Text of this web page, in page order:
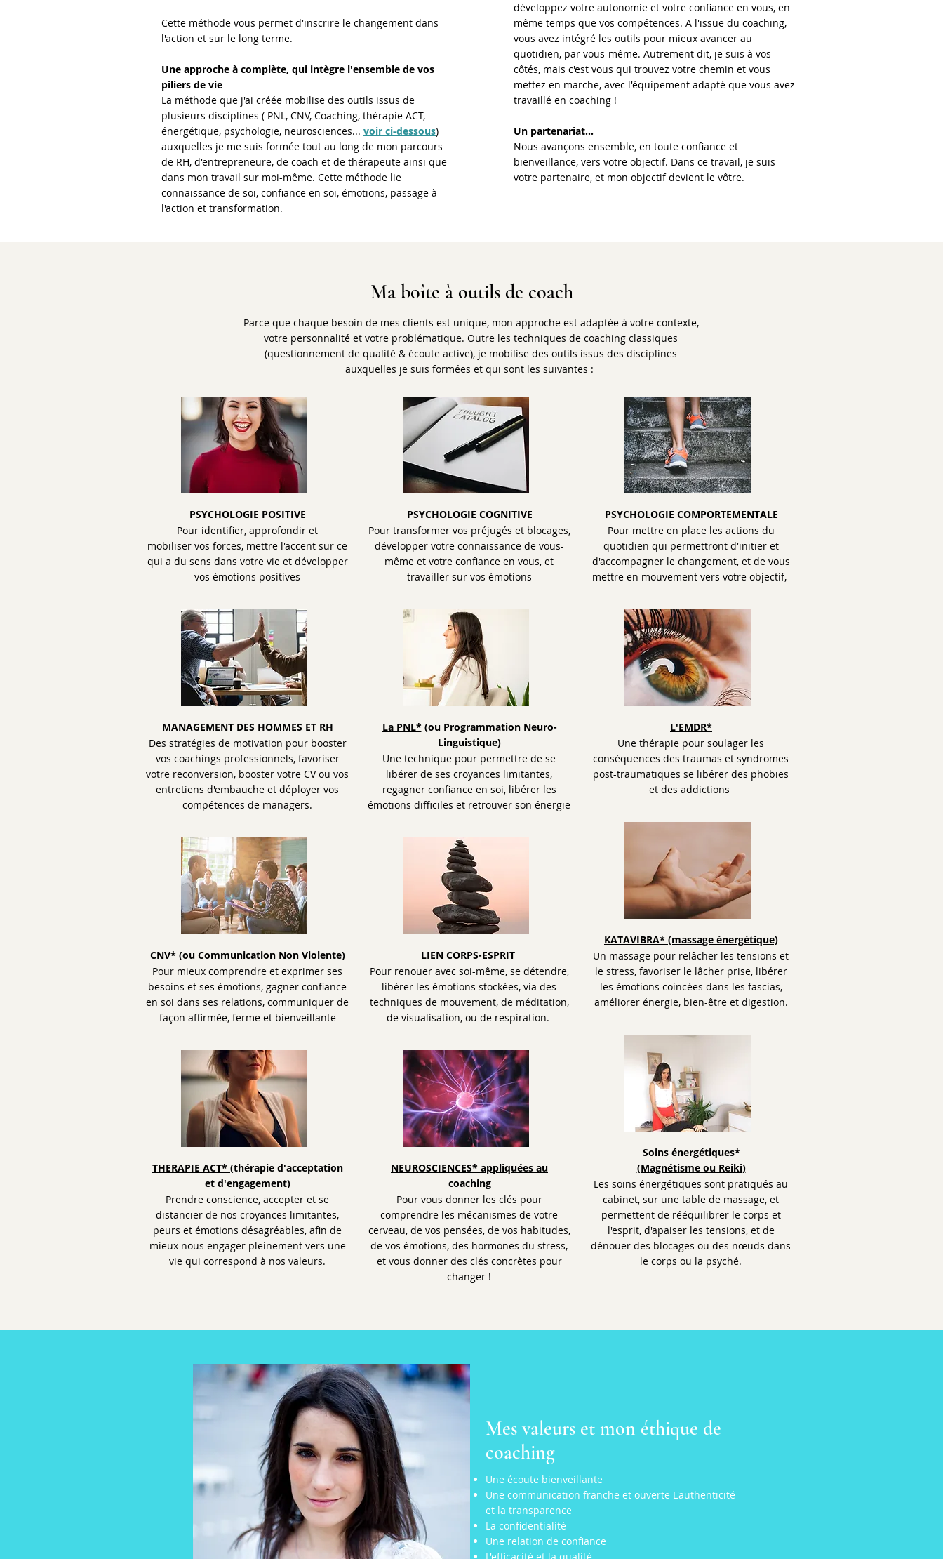
Cette méthode vous permet d'inscrire le changement dans
l'action et sur le long terme.
Une approche à complète, qui intègre l'ensemble de vos
piliers de vie
La méthode que j'ai créée mobilise des outils issus de
plusieurs disciplines ( PNL, CNV, Coaching, thérapie ACT,
énergétique, psychologie, neurosciences... voir ci-dessous)
auxquelles je me suis formée tout au long de mon parcours
de RH, d'entrepreneure, de coach et de thérapeute ainsi que
dans mon travail sur moi-même. Cette méthode lie
connaissance de soi, confiance en soi, émotions, passage à
l'action et transformation.
développez votre autonomie et votre confiance en vous, en
même temps que vos compétences. A l'issue du coaching,
vous avez intégré les outils pour mieux avancer au
quotidien, par vous-même. Autrement dit, je suis à vos
côtés, mais c'est vous qui trouvez votre chemin et vous
mettez en marche, avec l'équipement adapté que vous avez
travaillé en coaching !
Un partenariat...
Nous avançons ensemble, en toute confiance et
bienveillance, vers votre objectif. Dans ce travail, je suis
votre partenaire, et mon objectif devient le vôtre.
Ma boîte à outils de coach
Parce que chaque besoin de mes clients est unique, mon approche est adaptée à votre contexte,
votre personnalité et votre problématique. Outre les techniques de coaching classiques
(questionnement de qualité & écoute active), je mobilise des outils issus des disciplines
auxquelles je suis formées et qui sont les suivantes :
PSYCHOLOGIE POSITIVE
Pour identifier, approfondir et
mobiliser vos forces, mettre l'accent sur ce
qui a du sens dans votre vie et développer
vos émotions positives
MANAGEMENT DES HOMMES ET RH
Des stratégies de motivation pour booster
vos coachings professionnels, favoriser
votre reconversion, booster votre CV ou vos
entretiens d'embauche et déployer vos
compétences de managers.
CNV* (ou Communication Non Violente)
Pour mieux comprendre et exprimer ses
besoins et ses émotions, gagner confiance
en soi dans ses relations, communiquer de
façon affirmée, ferme et bienveillante
THERAPIE ACT* (thérapie d'acceptation
et d'engagement)
Prendre conscience, accepter et se
distancier de nos croyances limitantes,
peurs et émotions désagréables, afin de
mieux nous engager pleinement vers une
vie qui correspond à nos valeurs.
PSYCHOLOGIE COGNITIVE
Pour transformer vos préjugés et blocages,
développer votre connaissance de vous-
même et votre confiance en vous, et
travailler sur vos émotions
La PNL*(ou Programmation Neuro-
Linguistique)
Une technique pour permettre de se
libérer de ses croyances limitantes,
regagner confiance en soi, libérer les
émotions difficiles et retrouver son énergie
LIEN CORPS-ESPRIT
Pour renouer avec soi-même, se détendre,
libérer les émotions stockées, via des
techniques de mouvement, de méditation,
de visualisation, ou de respiration.
NEUROSCIENCES* appliquées au
coaching
Pour vous donner les clés pour
comprendre les mécanismes de votre
cerveau, de vos pensées, de vos habitudes,
de vos émotions, des hormones du stress,
et vous donner des clés concrètes pour
changer !
PSYCHOLOGIE COMPORTEMENTALE
Pour mettre en place les actions du
quotidien qui permettront d'initier et
d'accompagner le changement, et de vous
mettre en mouvement vers votre objectif,
L'EMDR*
Une thérapie pour soulager les
conséquences des traumas et syndromes
post-traumatiques se libérer des phobies
et des addictions
KATAVIBRA* (massage énergétique)
Un massage pour relâcher les tensions et
le stress, favoriser le lâcher prise, libérer
les émotions coincées dans les fascias,
améliorer énergie, bien-être et digestion.
Soins énergétiques*
(Magnétisme ou Reiki)
Les soins énergétiques sont pratiqués au
cabinet, sur une table de massage, et
permettent de rééquilibrer le corps et
l'esprit, d'apaiser les tensions, et de
dénouer des blocages ou des nœuds dans
le corps ou la psyché.
Mes valeurs et mon éthique de
coaching
Une écoute bienveillante
Une communication franche et ouverte L'authenticité
et la transparence
La confidentialité
Une relation de confiance